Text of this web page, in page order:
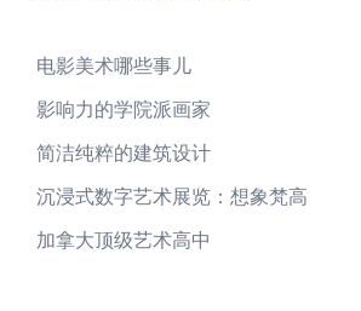
电影美术哪些事儿
影响力的学院派画家
简洁纯粹的建筑设计
沉浸式数字艺术展览：想象梵高
加拿大顶级艺术高中